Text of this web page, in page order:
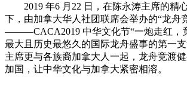
2019 年6 月22 日，在陈永涛主席的精
下，由加拿大华人社团联席会举办的“龙舟
———CACA2019 中华文化节“一炮走红，
最大且历史最悠久的国际龙舟盛事的第一
主席更与各族裔加拿大人一起，龙舟竞渡
加国，让中华文化与加拿大紧密相溶。